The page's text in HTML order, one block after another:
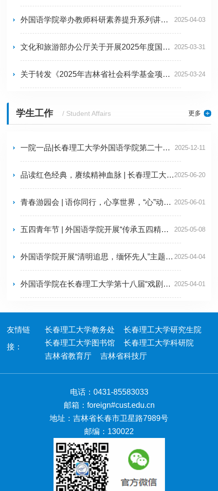
外国语学院举办教师科研素养提升系列讲座-科研项目申报指导 2025-04-03
文化和旅游部办公厅关于开展2025年度国家文化和旅游科技创新研发项目申报推荐工作的通知 2025-03-31
关于转发《2025年吉林省社会科学基金项目申报指南》的通知 2025-03-24
学生工作 / Student Affairs 更多
一院一品|长春理工大学外国语学院第二十二届“欢乐无国界”话剧节活动 2025-12-11
品读红色经典，赓续精神血脉 | 长春理工大学外国语学院举办读书分享会2025-06-20
青春游园会 | 语你同行，心享世界，“心”动外院，游园启程！ 2025-06-01
五四青年节 | 外国语学院开展“传承五四精神，绽放青春光彩”主题活动 2025-05-08
外国语学院开展“清明追思，缅怀先人”主题团日活动 2025-04-04
外国语学院在长春理工大学第十八届“戏剧之星”大赛中获佳绩！ 2025-04-01
友情链
接：
长春理工大学教务处
长春理工大学研究生院
长春理工大学图书馆
长春理工大学科研院
吉林省教育厅
吉林省科技厅
电话：0431-85583033
邮箱：foreign#cust.edu.cn
地址：吉林省长春市卫星路7989号
邮编：130022